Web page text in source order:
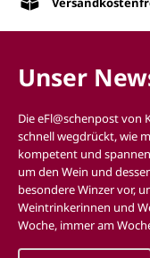
Unser
Die eFl@schenpost von
schnell wegdrückt, wie
kompetent und
um den Wein und
besondere Winzer vor,
Weintrinkerinnen und
Woche, immer am